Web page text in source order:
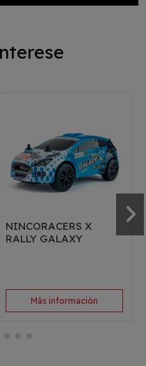
NINCORACERS X
RALLY GALAXY
Más información